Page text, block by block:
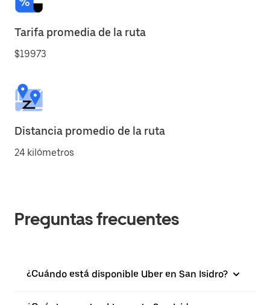
Tarifa promedia de la ruta
$19973
Distancia promedio de la ruta
24 kilómetros
Preguntas frecuentes
¿Cuándo está disponible Uber en San Isidro?